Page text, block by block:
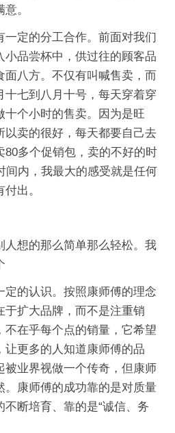
。
一定的分工合作。前面对我们
小品尝杯中，供过往的顾客品
面八方。不仅有叫喊售卖，而
十七到八月十号，每天穿着穿
十个小时的售卖。因为是旺
以卖的很好，每天都要自己去
80多个促销包，卖的不好的时
间内，我最大的感受就是任何
出。
人想的那么简单那么轻松。我
定的认识。按照康师傅的理念
于扩大品牌，而不是注重销
不在乎每个点的销量，它希望
让更多的人知道康师傅的品
被业界视做一个传奇，但康师
。康师傅的成功靠的是对质量
断培育、靠的是“诚信、务